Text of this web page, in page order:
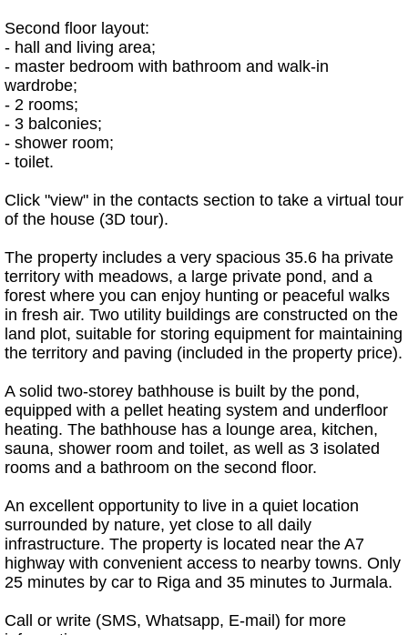
Second floor layout:
- hall and living area;
- master bedroom with bathroom and walk-in
wardrobe;
- 2 rooms;
- 3 balconies;
- shower room;
- toilet.
Click "view" in the contacts section to take a virtual tour
of the house (3D tour).
The property includes a very spacious 35.6 ha private
territory with meadows, a large private pond, and a
forest where you can enjoy hunting or peaceful walks
in fresh air. Two utility buildings are constructed on the
land plot, suitable for storing equipment for maintaining
the territory and paving (included in the property price).
A solid two-storey bathhouse is built by the pond,
equipped with a pellet heating system and underfloor
heating. The bathhouse has a lounge area, kitchen,
sauna, shower room and toilet, as well as 3 isolated
rooms and a bathroom on the second floor.
An excellent opportunity to live in a quiet location
surrounded by nature, yet close to all daily
infrastructure. The property is located near the A7
highway with convenient access to nearby towns. Only
25 minutes by car to Riga and 35 minutes to Jurmala.
Call or write (SMS, Whatsapp, E-mail) for more